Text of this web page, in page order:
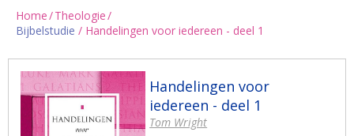
Winkelwagen:
Home/Theologie/
Bijbelstudie / Handelingen voor iedereen - deel 1
Handelingen voor
iedereen - deel 1
Tom Wright